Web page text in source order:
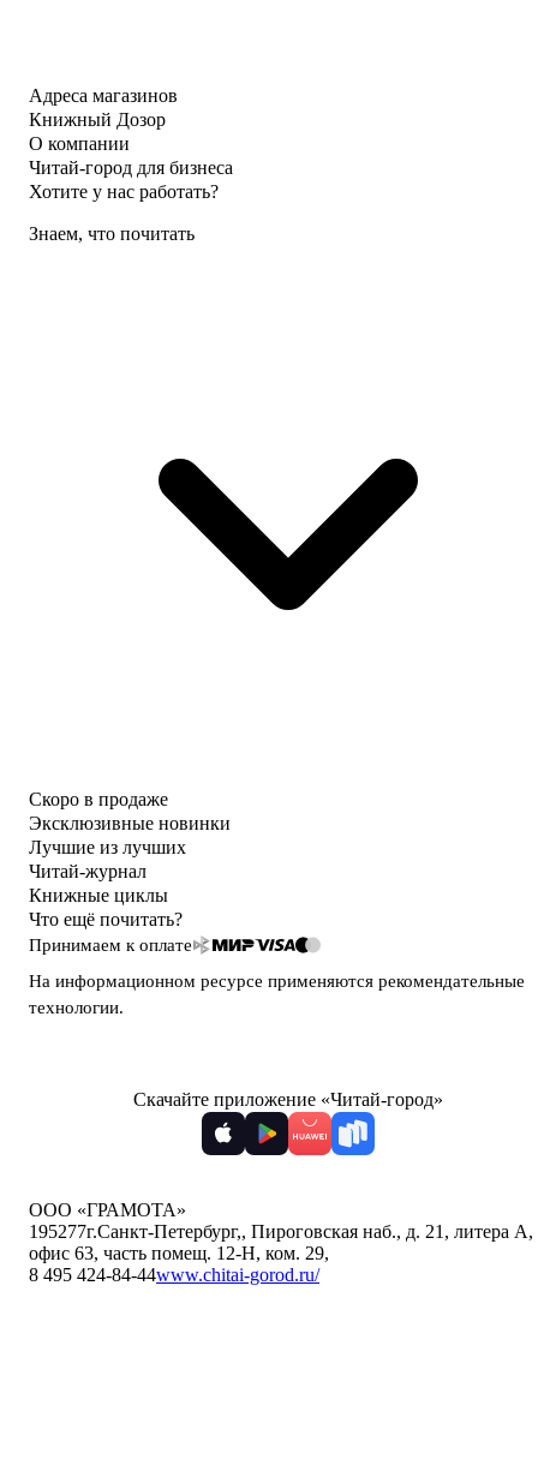
Адреса магазинов
Книжный Дозор
О компании
Читай-город для бизнеса
Хотите у нас работать?
Знаем, что почитать
Скоро в продаже
Эксклюзивные новинки
Лучшие из лучших
Читай-журнал
Книжные циклы
Что ещё почитать?
Принимаем к оплате
На информационном ресурсе применяются рекомендательные
технологии.
Скачайте приложение «Читай-город»
ООО «ГРАМОТА»
195277г.Санкт-Петербург,, Пироговская наб., д. 21, литера А,
офис 63, часть помещ. 12-Н, ком. 29,
8 495 424-84-44www.chitai-gorod.ru/